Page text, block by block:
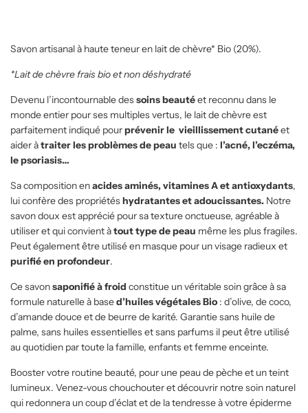
r
s
.
Savon artisanal à haute teneur en lait de chèvre* Bio (20%).
*Lait de chèvre frais bio et non déshydraté
Devenu l’incontournable dessoins beautéet reconnu dans le
monde entier pour ses multiples vertus, le lait de chèvre est
parfaitement indiqué pourprévenir le vieillissement cutanéet
aider àtraiter les problèmes de peau tels que : l’acné, l’eczéma,
le psoriasis…
Sa composition enacides aminés, vitamines A et antioxydants,
lui confère des propriétéshydratantes et adoucissantes. Notre
savon doux est apprécié pour sa texture onctueuse, agréable à
utiliser et qui convient àtout type de peau même les plus fragiles.
Peut également être utilisé en masque pour un visage radieux et
purifié en profondeur.
Ce savonsaponifié à froid constitue un véritable soin grâce à sa
formule naturelle à based’huiles végétales Bio: d’olive, de coco,
d’amande douce et de beurre de karité. Garantie sans huile de
palme, sans huiles essentielles et sans parfums il peut être utilisé
au quotidien par toute la famille, enfants et femme enceinte.
Booster votre routine beauté, pour une peau de pèche et un teint
lumineux. Venez-vous chouchouter et découvrir notre soin naturel
qui redonnera un coup d’éclat et de la tendresse à votre épiderme